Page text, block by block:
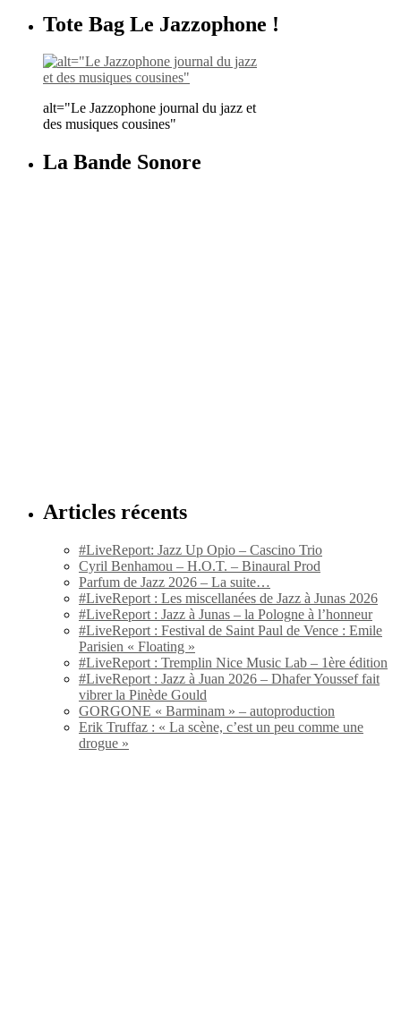
Tote Bag Le Jazzophone !
alt="Le Jazzophone journal du jazz et
des musiques cousines"
La Bande Sonore
Articles récents
#LiveReport: Jazz Up Opio – Cascino Trio
Cyril Benhamou – H.O.T. – Binaural Prod
Parfum de Jazz 2026 – La suite…
#LiveReport : Les miscellanées de Jazz à Junas 2026
#LiveReport : Jazz à Junas – la Pologne à l’honneur
#LiveReport : Festival de Saint Paul de Vence : Emile
Parisien « Floating »
#LiveReport : Tremplin Nice Music Lab – 1ère édition
#LiveReport : Jazz à Juan 2026 – Dhafer Youssef fait
vibrer la Pinède Gould
GORGONE « Barminam » – autoproduction
Erik Truffaz : « La scène, c’est un peu comme une
drogue »